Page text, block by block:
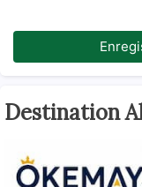
Destination